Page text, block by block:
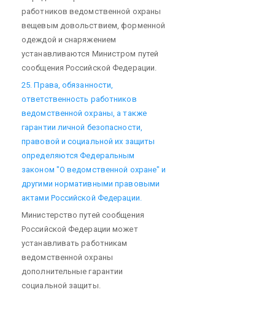
работников ведомственной охраны
вещевым довольствием, форменной
одеждой и снаряжением
устанавливаются Министром путей
сообщения Российской Федерации.
25. Права, обязанности,
ответственность работников
ведомственной охраны, а также
гарантии личной безопасности,
правовой и социальной их защиты
определяются Федеральным
законом "О ведомственной охране" и
другими нормативными правовыми
актами Российской Федерации.
Министерство путей сообщения
Российской Федерации может
устанавливать работникам
ведомственной охраны
дополнительные гарантии
социальной защиты.